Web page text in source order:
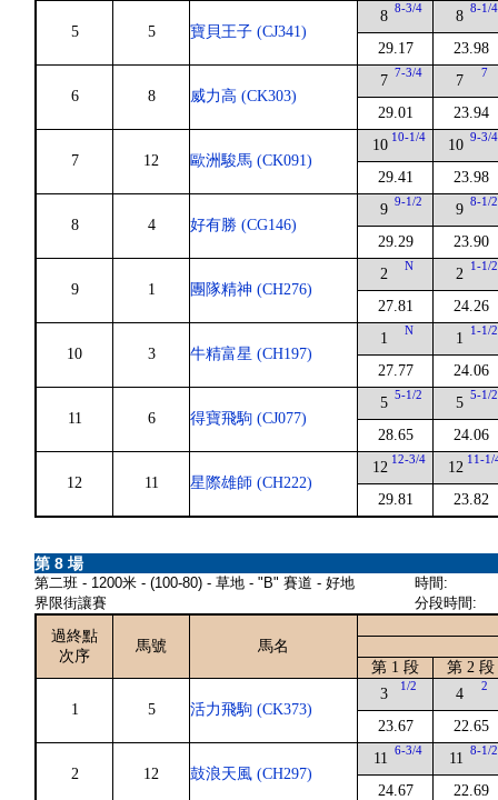
5 5 寶貝王子 (CJ341)
8 8-3/4
29.17
8 8-1/4
23.98
6 8 威力高 (CK303)
7 7-3/4
29.01
7 7
23.94
7 12 歐洲駿馬 (CK091)
10 10-1/4
29.41
10 9-3/4
23.98
8 4 好有勝 (CG146)
9 9-1/2
29.29
9 8-1/2
23.90
9 1 團隊精神 (CH276)
2 N
27.81
2 1-1/2
24.26
10 3 牛精富星 (CH197)
1 N
27.77
1 1-1/2
24.06
11 6 得寶飛駒 (CJ077)
5 5-1/2
28.65
5 5-1/2
24.06
12 11 星際雄師 (CH222)
12 12-3/4
29.81
12 11-1/
23.82
第 8 場
第二班 - 1200米 - (100-80) - 草地 - "B" 賽道 - 好地
界限街讓賽
時間:
分段時間:
過終點
次序
馬號
馬名
第 1 段
第 2 段
1 5 活力飛駒 (CK373)
3 1/2
23.67
4 2
22.65
2 12 鼓浪天風 (CH297)
11 6-3/4
24.67
11 8-1/2
22.69